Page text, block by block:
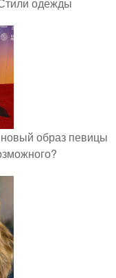
образ певицы